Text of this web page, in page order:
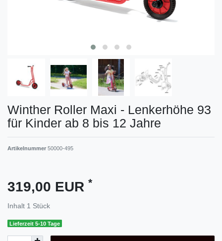
Winther Roller Maxi - Lenkerhöhe 93
für Kinder ab 8 bis 12 Jahre
Artikelnummer 50000-495
319,00 EUR *
Inhalt 1 Stück
Lieferzeit 5-10 Tage